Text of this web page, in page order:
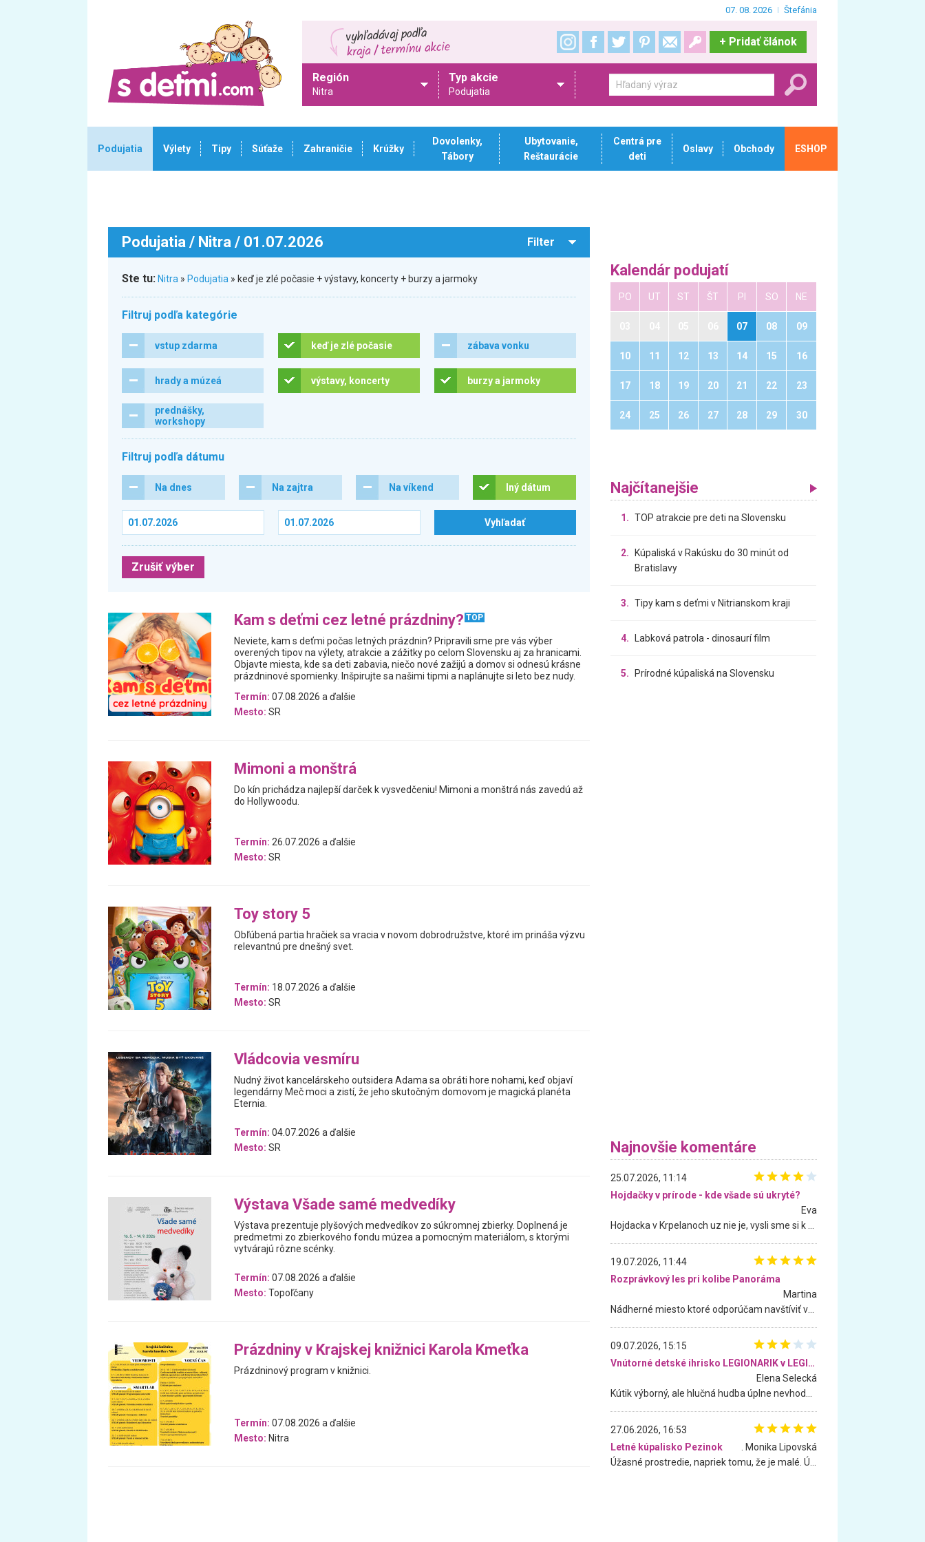
07. 08. 2026 Štefánia
+ Pridať článok
Región
Nitra
Typ akcie
Podujatia
Podujatia Výlety Tipy Súťaže Zahraničie Krúžky
Dovolenky,
Tábory
Ubytovanie,
Reštaurácie
Centrá pre
deti
Oslavy Obchody ESHOP
Podujatia / Nitra / 01.07.2026 Filter
Ste tu: Nitra » Podujatia » keď je zlé počasie + výstavy, koncerty + burzy a jarmoky
Filtruj podľa kategórie
vstup zdarma keď je zlé počasie zábava vonku
hrady a múzeá výstavy, koncerty burzy a jarmoky
prednášky,
workshopy
Filtruj podľa dátumu
Na dnes Na zajtra Na víkend Iný dátum
Zrušiť výber
Kam s deťmi cez letné prázdniny? TOP
Neviete, kam s deťmi počas letných prázdnin? Pripravili sme pre vás výber
overených tipov na výlety, atrakcie a zážitky po celom Slovensku aj za hranicami.
Objavte miesta, kde sa deti zabavia, niečo nové zažijú a domov si odnesú krásne
prázdninové spomienky. Inšpirujte sa našimi tipmi a naplánujte si leto bez nudy.
Termín: 07.08.2026 a ďalšie
Mesto: SR
Mimoni a monštrá
Do kín prichádza najlepší darček k vysvedčeniu! Mimoni a monštrá nás zavedú až
do Hollywoodu.
Termín: 26.07.2026 a ďalšie
Mesto: SR
Toy story 5
Obľúbená partia hračiek sa vracia v novom dobrodružstve, ktoré im prináša výzvu
relevantnú pre dnešný svet.
Termín: 18.07.2026 a ďalšie
Mesto: SR
Vládcovia vesmíru
Nudný život kancelárskeho outsidera Adama sa obráti hore nohami, keď objaví
legendárny Meč moci a zistí, že jeho skutočným domovom je magická planéta
Eternia.
Termín: 04.07.2026 a ďalšie
Mesto: SR
Výstava Všade samé medvedíky
Výstava prezentuje plyšových medvedíkov zo súkromnej zbierky. Doplnená je
predmetmi zo zbierkového fondu múzea a pomocným materiálom, s ktorými
vytvárajú rôzne scénky.
Termín: 07.08.2026 a ďalšie
Mesto: Topoľčany
Prázdniny v Krajskej knižnici Karola Kmeťka
Prázdninový program v knižnici.
Termín: 07.08.2026 a ďalšie
Mesto: Nitra
Kalendár podujatí
PO UT ST ŠT PI SO NE
07 08 09
10 11 12 13 14 15 16
17 18 19 20 21 22 23
24 25 26 27 28 29 30
Najčítanejšie
1. TOP atrakcie pre deti na Slovensku
2.
Kúpaliská v Rakúsku do 30 minút od
Bratislavy
3. Tipy kam s deťmi v Nitrianskom kraji
4. Labková patrola - dinosaurí film
5. Prírodné kúpaliská na Slovensku
Najnovšie komentáre
25.07.2026, 11:14
Hojdačky v prírode - kde všade sú ukryté?
Eva
19.07.2026, 11:44
Rozprávkový les pri kolibe Panoráma
Martina
09.07.2026, 15:15
Vnútorné detské ihrisko LEGIONARIK v LEGIA Fitness
Elena Selecká
27.06.2026, 16:53
Letné kúpalisko Pezinok
. Monika Lipovská